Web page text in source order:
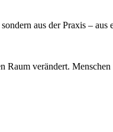
aus der Praxis – aus
Raum verändert.